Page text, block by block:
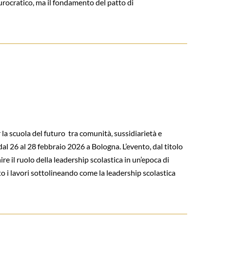
ma il fondamento del patto di
scuola del futuro tra comunità, sussidiarietà e
26 al 28 febbraio 2026 a Bologna. L’evento, dal titolo
il ruolo della leadership scolastica in un’epoca di
i lavori sottolineando come la leadership scolastica